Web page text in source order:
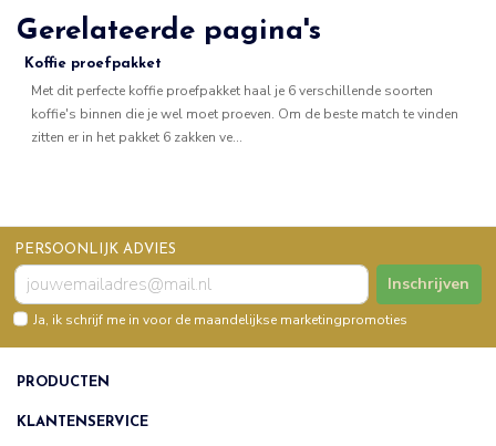
Gerelateerde pagina's
Koffie proefpakket
Met dit perfecte koffie proefpakket haal je 6 verschillende soorten
koffie's binnen die je wel moet proeven. Om de beste match te vinden
zitten er in het pakket 6 zakken ve...
PERSOONLIJK ADVIES
Inschrijven
Ja, ik schrijf me in voor de maandelijkse marketingpromoties
PRODUCTEN
KLANTENSERVICE